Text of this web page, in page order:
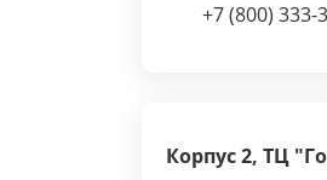
+7 (800) 333-
Корпус 2, ТЦ